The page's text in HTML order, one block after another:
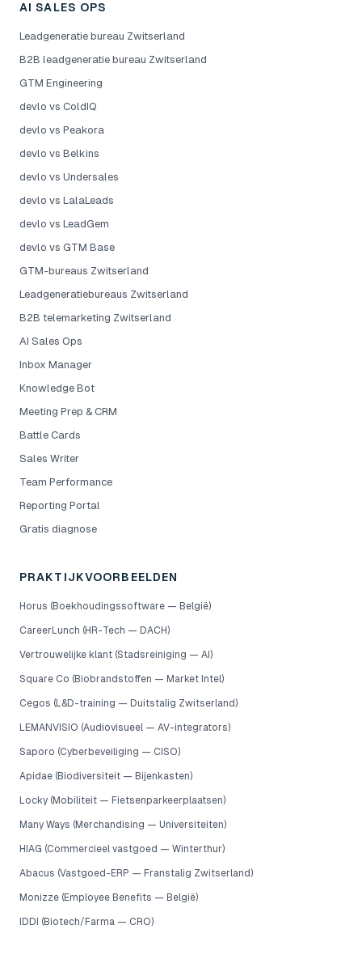
AI SALES OPS
Leadgeneratie bureau Zwitserland
B2B leadgeneratie bureau Zwitserland
GTM Engineering
devlo vs ColdIQ
devlo vs Peakora
devlo vs Belkins
devlo vs Undersales
devlo vs LalaLeads
devlo vs LeadGem
devlo vs GTM Base
GTM-bureaus Zwitserland
Leadgeneratiebureaus Zwitserland
B2B telemarketing Zwitserland
AI Sales Ops
Inbox Manager
Knowledge Bot
Meeting Prep & CRM
Battle Cards
Sales Writer
Team Performance
Reporting Portal
Gratis diagnose
PRAKTIJKVOORBEELDEN
Horus (Boekhoudingssoftware — België)
CareerLunch (HR-Tech — DACH)
Vertrouwelijke klant (Stadsreiniging — AI)
Square Co (Biobrandstoffen — Market Intel)
Cegos (L&D-training — Duitstalig Zwitserland)
LEMANVISIO (Audiovisueel — AV-integrators)
Saporo (Cyberbeveiliging — CISO)
Apidae (Biodiversiteit — Bijenkasten)
Locky (Mobiliteit — Fietsenparkeerplaatsen)
Many Ways (Merchandising — Universiteiten)
HIAG (Commercieel vastgoed — Winterthur)
Abacus (Vastgoed-ERP — Franstalig Zwitserland)
Monizze (Employee Benefits — België)
IDDI (Biotech/Farma — CRO)